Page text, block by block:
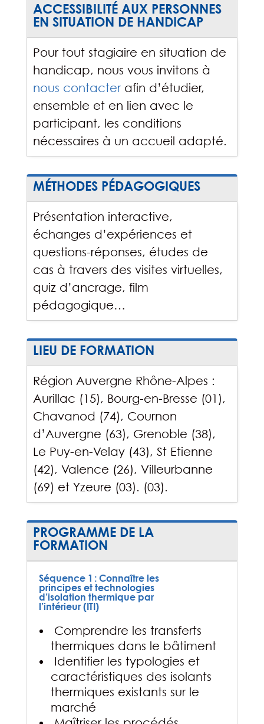
ACCESSIBILITÉ AUX PERSONNES
EN SITUATION DE HANDICAP
Pour tout stagiaire en situation de
handicap, nous vous invitons à
nous contacterafin d’étudier,
ensemble et en lien avec le
participant, les conditions
nécessaires à un accueil adapté.
MÉTHODES PÉDAGOGIQUES
Présentation interactive,
échanges d’expériences et
questions-réponses, études de
cas à travers des visites virtuelles,
quiz d’ancrage, film
pédagogique…
LIEU DE FORMATION
Région Auvergne Rhône-Alpes :
Aurillac (15), Bourg-en-Bresse (01),
Chavanod (74), Cournon
d’Auvergne (63), Grenoble (38),
Le Puy-en-Velay (43), St Etienne
(42), Valence (26), Villeurbanne
(69) et Yzeure (03).
(03).
PROGRAMME DE LA
FORMATION
Séquence 1 : Connaître les
principes et technologies
d’isolation thermique par
l’intérieur (ITI)
Comprendre les transferts
thermiques dans le bâtiment
Identifier les typologies et
caractéristiques des isolants
thermiques existants sur le
marché